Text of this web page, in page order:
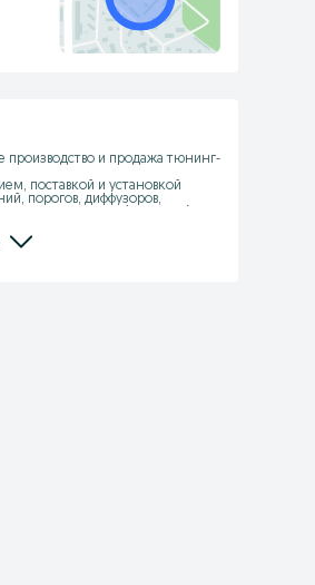
производство и продажа тюнинг-
поставкой и установкой
порогов, диффузоров,
свои формы,